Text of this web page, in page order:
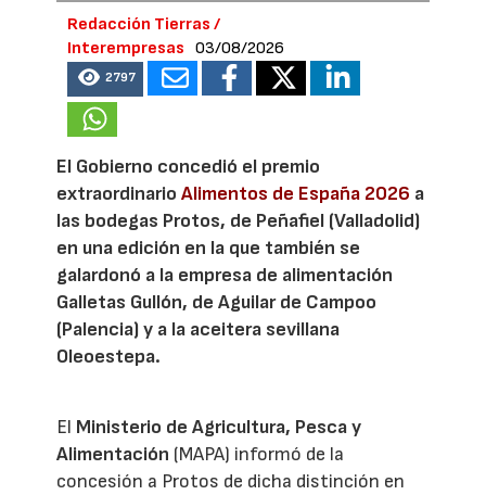
Redacción Tierras /
Interempresas
03/08/2026
2797
El Gobierno concedió el premio
extraordinarioAlimentos de España 2026 a
las bodegas Protos, de Peñafiel (Valladolid)
en una edición en la que también se
galardonó a la empresa de alimentación
Galletas Gullón, de Aguilar de Campoo
(Palencia) y a la aceitera sevillana
Oleoestepa.
El Ministerio de Agricultura, Pesca y
Alimentación (MAPA) informó de la
concesión a Protos de dicha distinción en